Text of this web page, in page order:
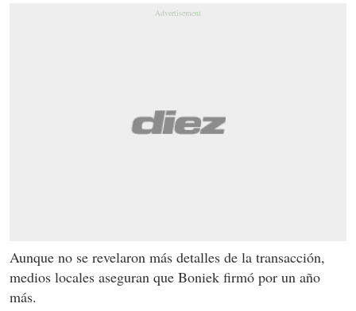
Aunque no se revelaron más detalles de la transacción,
medios locales aseguran que Boniek firmó por un año
más.